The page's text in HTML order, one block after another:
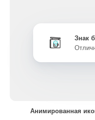
Знак
Анимированная